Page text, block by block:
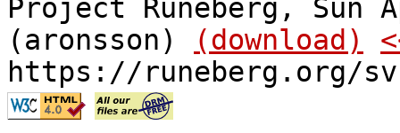
Project Runeberg, Sun
(aronsson)
(download)
https://runeberg.org/